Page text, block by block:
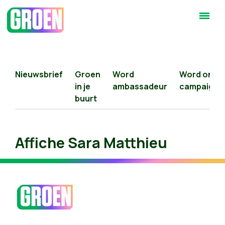
Nieuwsbrief
Groen
in je
buurt
Word
ambassadeur
Word
Affiche Sara Matthieu